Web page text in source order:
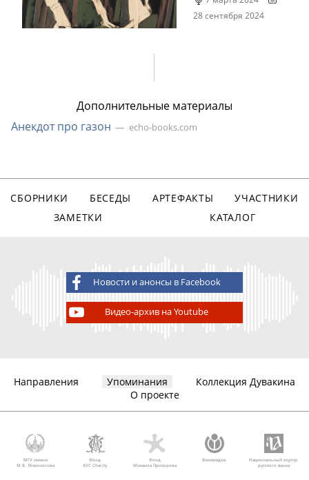
28 сентября 2024
Дополнительные материалы
Анекдот про газон
echo-books.com
СБОРНИКИ БЕСЕДЫ АРТЕФАКТЫ
УЧАСТНИКИ
ЗАМЕТКИ
КАТАЛОГ
Новости и анонсы в Facebook
Видео-архив на Youtube
Направления Упоминания
Коллекция Дувакина
О проекте
МГУ имени
М.В. Ломоносова
Фонд
AVC Charity
Фонд
Михаила Прохорова
Викимедиа
Национальный корпус
русского языка